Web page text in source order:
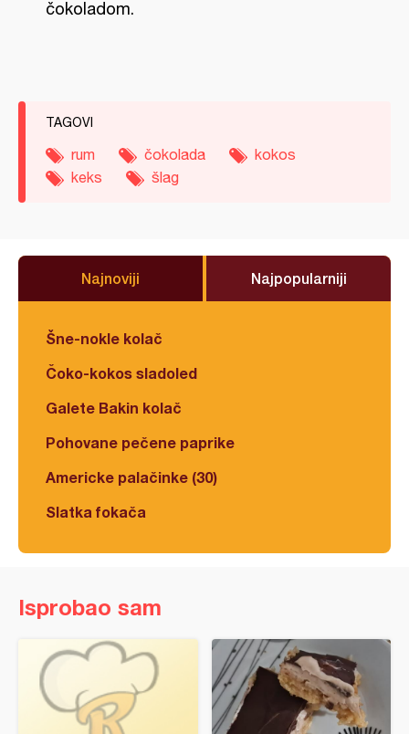
čokoladom.
TAGOVI
rum čokolada
kokos
keks
šlag
Najnoviji Najpopularniji
Šne-nokle kolač
Čoko-kokos sladoled
Galete Bakin kolač
Pohovane pečene paprike
Americke palačinke (30)
Slatka fokača
Isprobao sam